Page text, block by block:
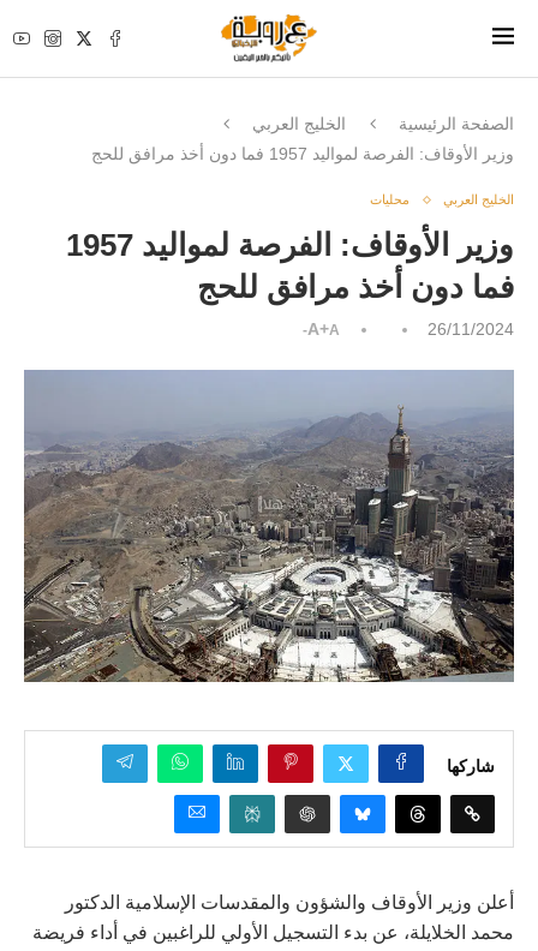
الصفحة الرئيسية
الخليج العربي
وزير الأوقاف: الفرصة لمواليد 1957 فما دون أخذ مرافق للحج
الخليج العربي محليات
وزير الأوقاف: الفرصة لمواليد 1957
فما دون أخذ مرافق للحج
26/11/2024
A+A-
شاركها
أعلن وزير الأوقاف والشؤون والمقدسات الإسلامية الدكتور
محمد الخلايلة، عن بدء التسجيل الأولي للراغبين في أداء فريضة